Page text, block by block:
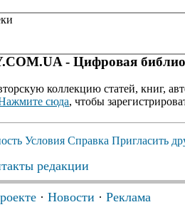
- Цифровая
коллекцию статей, книг,
сюда, чтобы
Условия Справка Пригласить
редакции
· Новости · Реклама